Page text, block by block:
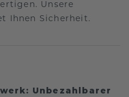
Unsere
Ihnen Sicherheit.
Unbezahlbarer